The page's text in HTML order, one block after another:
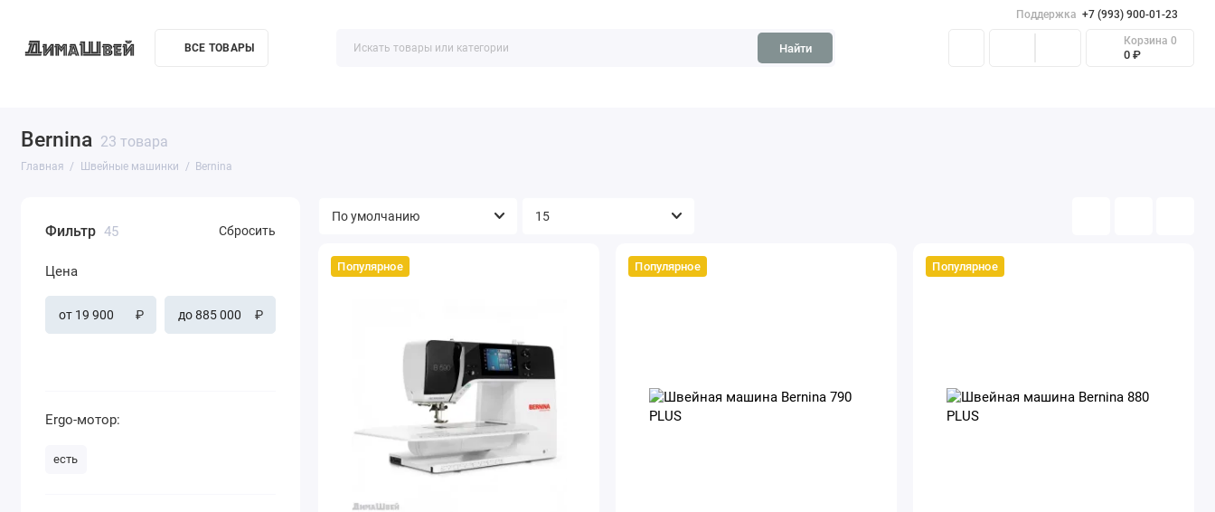
Поддержка +7 (993) 900-01-23
ВСЕ ТОВАРЫ Найти
Корзина 0
0 ₽
Bernina 23 товара
Главная Швейные машинки Bernina
Фильтр 45 Сбросить
Цена
₽ ₽
Ergo-мотор:
есть
Популярное Популярное Популярное